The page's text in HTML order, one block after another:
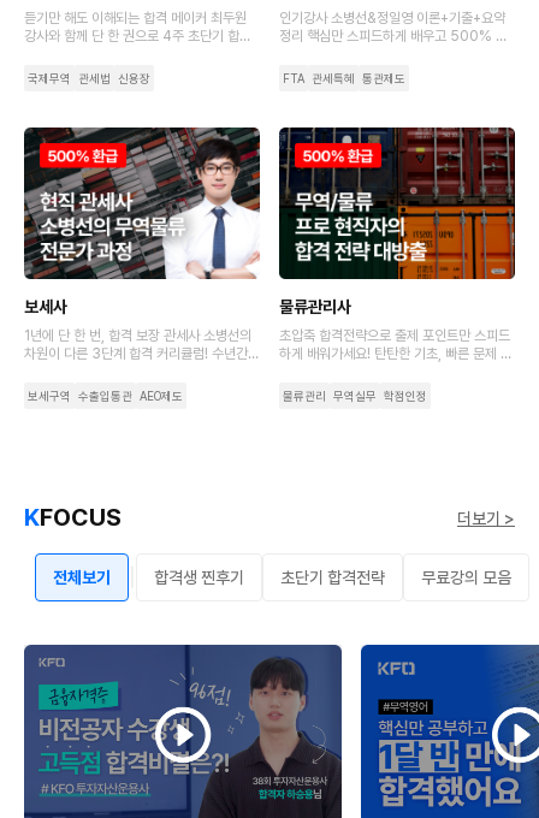
듣기만 해도 이해되는 합격 메이커 최두원
강사와 함께 단 한 권으로 4주 초단기 합격
국제무역 관세법 신용장
인기강사 소병선&정일영 이론+기출+요약
정리 핵심만 스피드하게 배우고 500% 수
FTA 관세특혜 통관제도
보세사
1년에 단 한 번, 합격 보장 관세사 소병선의
차원이 다른 3단계 합격 커리큘럼! 수년간의
수 개념 정리부터 시험 직전 마무리까지
보세구역 수출입통관 AEO제도
물류관리사
초압축 합격전략으로 출제 포인트만 스피드
하게 배워가세요! 탄탄한 기초, 빠른 문제 적
물류관리 무역실무 학점인정
KFOCUS 더보기 >
전체보기 합격생 찐후기 초단기 합격전략 무료강의 모음